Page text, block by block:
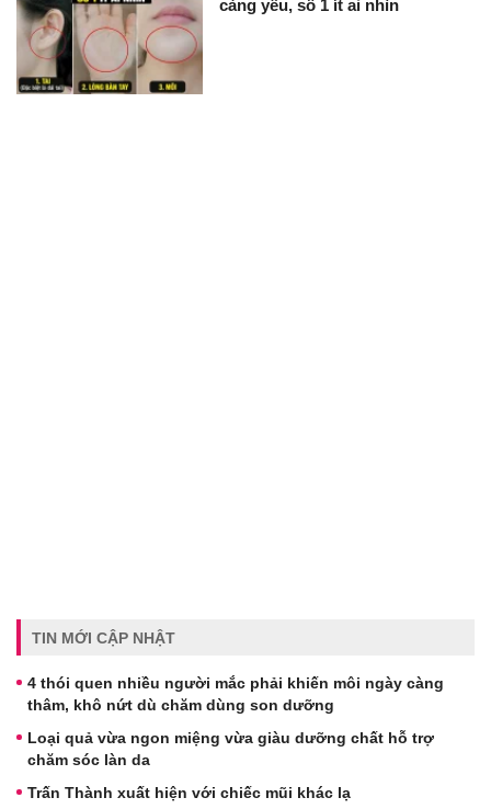
càng yếu, số 1 ít ai nhìn
TIN MỚI CẬP NHẬT
4 thói quen nhiều người mắc phải khiến môi ngày càng
thâm, khô nứt dù chăm dùng son dưỡng
Loại quả vừa ngon miệng vừa giàu dưỡng chất hỗ trợ
chăm sóc làn da
Trấn Thành xuất hiện với chiếc mũi khác lạ